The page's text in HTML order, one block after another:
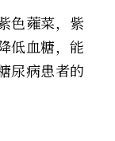
色蕹菜，紫
低血糖，能
尿病患者的